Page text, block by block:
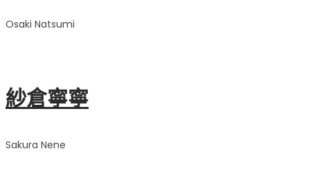
Osaki Natsumi
紗倉寧寧
Sakura Nene